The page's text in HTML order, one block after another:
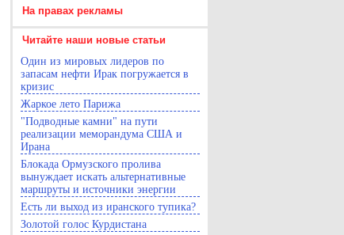
На правах рекламы
Читайте наши новые статьи
Один из мировых лидеров по
запасам нефти Ирак погружается в
кризис
Жаркое лето Парижа
"Подводные камни" на пути
реализации меморандума США и
Ирана
Блокада Ормузского пролива
вынуждает искать альтернативные
маршруты и источники энергии
Есть ли выход из иранского тупика?
Золотой голос Курдистана